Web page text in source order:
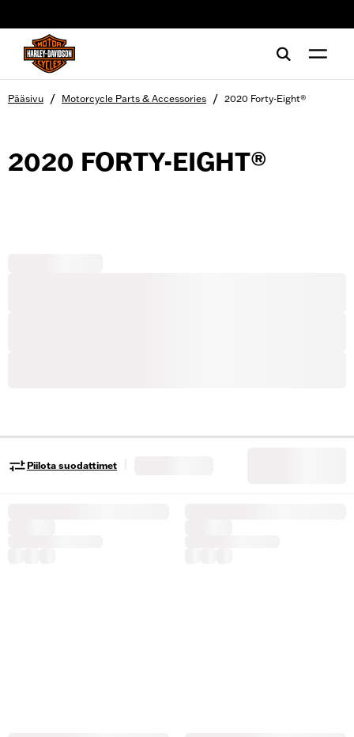
Pääsivu / Motorcycle Parts & Accessories / 2020 Forty-Eight®
2020 FORTY-EIGHT®
Piilota suodattimet